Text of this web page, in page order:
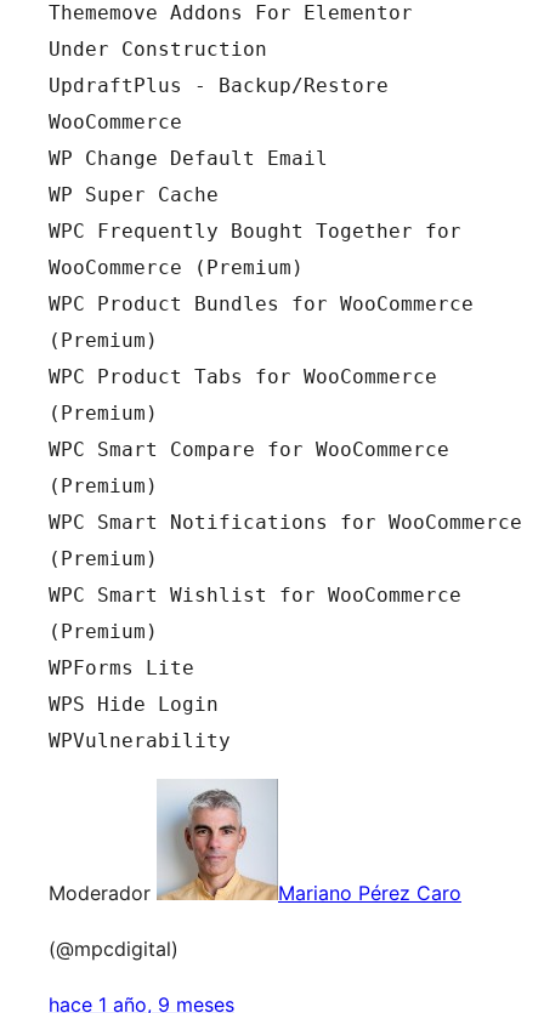
Thememove Addons For Elementor
Under Construction
UpdraftPlus - Backup/Restore
WooCommerce
WP Change Default Email
WP Super Cache
WPC Frequently Bought Together for
WooCommerce (Premium)
WPC Product Bundles for WooCommerce
(Premium)
WPC Product Tabs for WooCommerce
(Premium)
WPC Smart Compare for WooCommerce
(Premium)
WPC Smart Notifications for WooCommerce
(Premium)
WPC Smart Wishlist for WooCommerce
(Premium)
WPForms Lite
WPS Hide Login
WPVulnerability
Moderador Mariano Pérez Caro
(@mpcdigital)
hace 1 año, 9 meses